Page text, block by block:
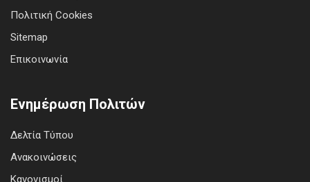
Πολιτική Cookies
Sitemap
Επικοινωνία
Ενημέρωση Πολιτών
Δελτία Τύπου
Ανακοινώσεις
Κανονισμοί